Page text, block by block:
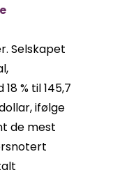
Selskapet
% til 145,7
ifølge
de mest